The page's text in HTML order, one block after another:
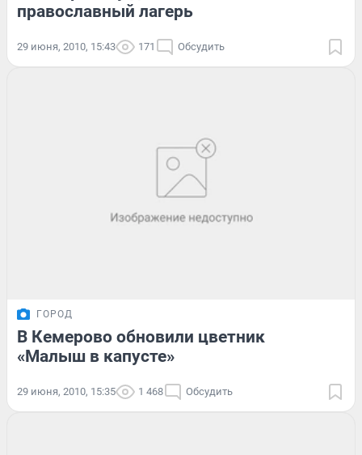
православный лагерь
29 июня, 2010, 15:43 171 Обсудить
ГОРОД
В Кемерово обновили цветник
«Малыш в капусте»
29 июня, 2010, 15:35 1 468 Обсудить